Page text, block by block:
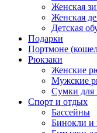
Женская
Женская
Детская
Подарки
Портмоне
Рюкзаки
Женские
Мужские
Сумки для
Спорт и отдых
Бассейны
Бинокли и